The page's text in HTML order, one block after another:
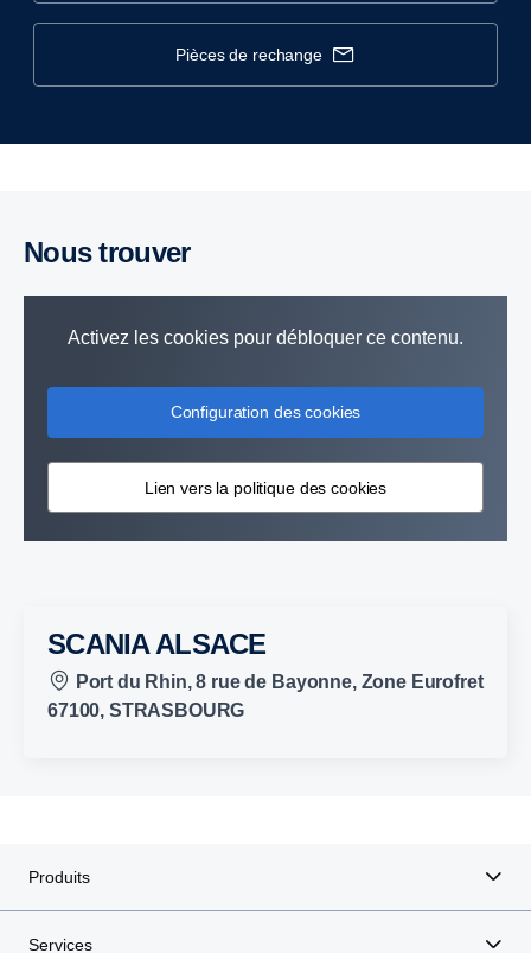
pièces de rechange
Nous trouver
Activez les cookies pour débloquer ce contenu.
Configuration des cookies
Lien vers la politique des cookies
SCANIA ALSACE
Port du Rhin, 8 rue de Bayonne, Zone Eurofret
67100, STRASBOURG
Produits
Services